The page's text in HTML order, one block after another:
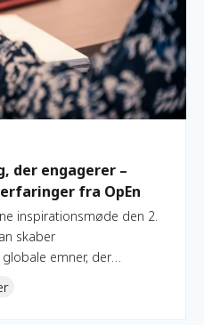
der engagerer –
fra OpEn
inspirationsmøde den 2.
skaber
emner, der